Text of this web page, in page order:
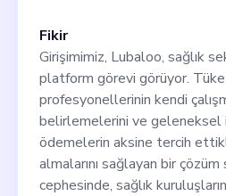
Fikir
Girişimimiz, Lubaloo, sağlık
platform görevi görüyor.
profesyonellerinin kendi
belirlemelerini ve geleneksel
ödemelerin aksine tercih
almalarını sağlayan bir çözüm
cephesinde, sağlık